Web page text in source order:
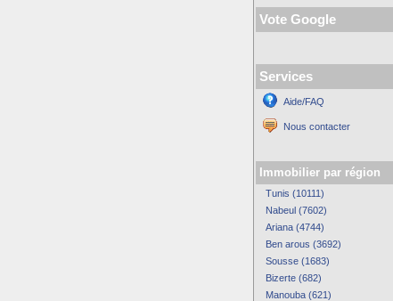
Vote Google
Services
Aide/FAQ
Nous contacter
Immobilier par région
Tunis (10111)
Nabeul (7602)
Ariana (4744)
Ben arous (3692)
Sousse (1683)
Bizerte (682)
Manouba (621)